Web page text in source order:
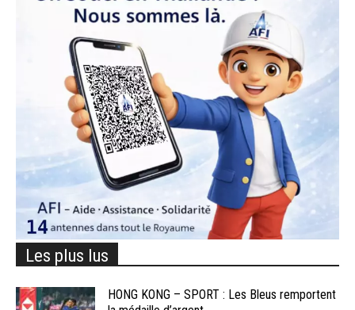
Les plus lus
HONG KONG – SPORT : Les Bleus remportent